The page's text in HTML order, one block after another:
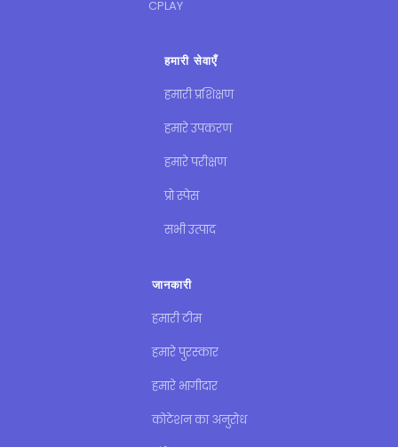
CPLAY
हमारी सेवाएँ
हमारी प्रशिक्षण
हमारे उपकरण
हमारे परीक्षण
प्रो स्पेस
सभी उत्पाद
जानकारी
हमारी टीम
हमारे पुरस्कार
हमारे भागीदार
कोटेशन का अनुरोध